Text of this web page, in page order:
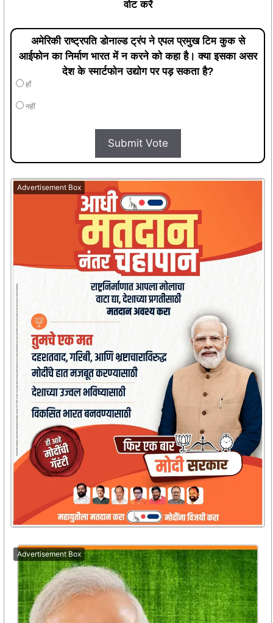
वोट करें
अमेरिकी राष्ट्रपति डोनाल्ड ट्रंप ने एपल प्रमुख टिम कुक से
आईफोन का निर्माण भारत में न करने को कहा है। क्या इसका असर
देश के स्मार्टफोन उद्योग पर पड़ सकता है?
हाँ
नहीं
Submit Vote
Advertisement Box
Advertisement Box